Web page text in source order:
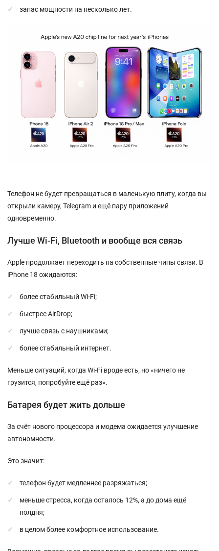
запас мощности на несколько лет.
Телефон не будет превращаться в маленькую плиту, когда вы
открыли камеру, Telegram и ещё пару приложений
одновременно.
Лучше Wi-Fi, Bluetooth и вообще вся связь
Apple продолжает переходить на собственные чипы связи. В
iPhone 18 ожидаются:
более стабильный Wi-Fi;
быстрее AirDrop;
лучше связь с наушниками;
более стабильный интернет.
Меньше ситуаций, когда Wi-Fi вроде есть, но «ничего не
грузится, попробуйте ещё раз».
Батарея будет жить дольше
За счёт нового процессора и модема ожидается улучшение
автономности.
Это значит:
телефон будет медленнее разряжаться;
меньше стресса, когда осталось 12%, а до дома ещё
полдня;
в целом более комфортное использование.